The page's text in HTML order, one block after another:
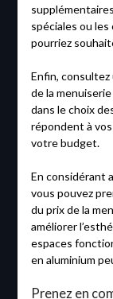
spéciales ou
pourriez
Enfin, consultez
de la
dans le choix
répondent à
votre budget.
En considérant
vous pouvez
du prix de la
améliorer
espaces
en aluminium
Prenez en